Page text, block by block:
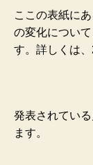
ここの表紙に
の変化につい
す。詳しくは
発表されてい
ます。